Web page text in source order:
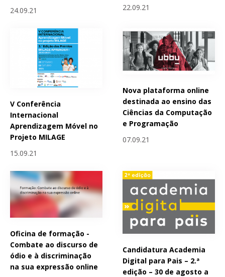
24.09.21
22.09.21
V Conferência
Internacional
Aprendizagem Móvel no
Projeto MILAGE
15.09.21
Nova plataforma online
destinada ao ensino das
Ciências da Computação
e Programação
07.09.21
Oficina de formação -
Combate ao discurso de
ódio e à discriminação
na sua expressão online
Candidatura Academia
Digital para Pais – 2.ª
edição – 30 de agosto a